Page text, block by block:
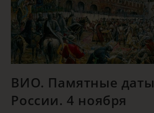
ВИО. Памятные даты
России. 4 ноября